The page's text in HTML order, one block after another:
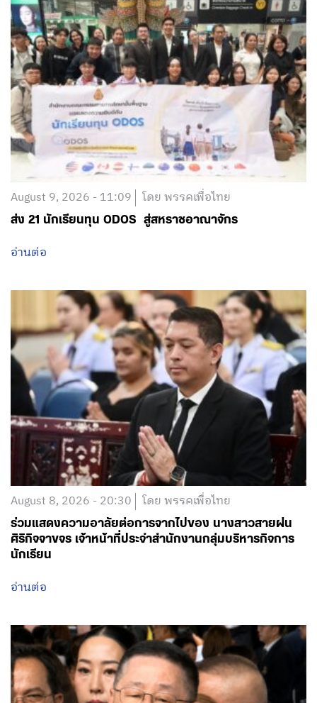
August 9, 2026 - 11:09 โดย พรรคเพื่อไทย
ส่ง 21 นักเรียนทุน ODOS สู่สหราชอาณาจักร
อ่านต่อ
August 8, 2026 - 20:30 โดย พรรคเพื่อไทย
ร่วมแสดงความอาลัยต่อการจากไปของ นางสาวสายฝน
ศิริกิจจาขจร เจ้าหน้าที่ประจำสำนักงานกลุ่มบริหารกิจการ
นักเรียน
อ่านต่อ